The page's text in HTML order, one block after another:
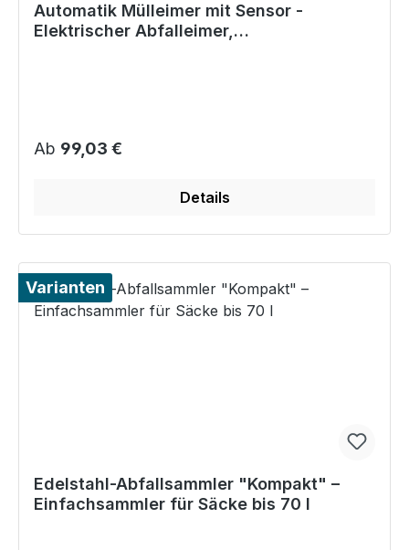
Automatik Mülleimer mit Sensor -
Elektrischer Abfalleimer,
Regulärer Preis:
Ab 99,03 €
Details
Varianten
Edelstahl-Abfallsammler "Kompakt" –
Einfachsammler für Säcke bis 70 l